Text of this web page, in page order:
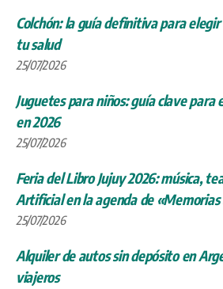
Colchón: la guía definitiva para
tu salud
25/07/2026
Juguetes para niños: guía clave para
en 2026
25/07/2026
Feria del Libro Jujuy 2026: música,
Artificial en la agenda de «Memorias
25/07/2026
Alquiler de autos sin depósito en
viajeros